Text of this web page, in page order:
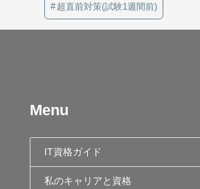
超直前対策(試験1週間前)
Menu
IT資格ガイド
私のキャリアと資格